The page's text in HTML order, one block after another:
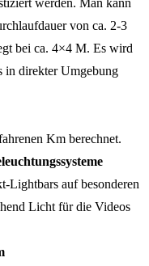
werden. Man kann
von ca. 2-3
bei ca. 4×4 M. Es wird
in direkter Umgebung
Km berechnet.
auf besonderen
Licht für die Videos